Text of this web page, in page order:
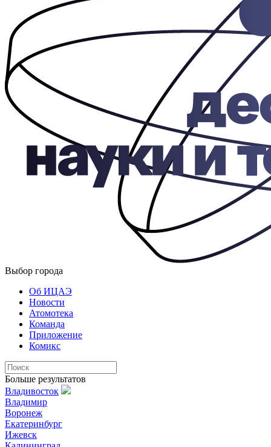
Выбор города
Об ИЦАЭ
Новости
Атомотека
Команда
Приложение
Комикс
Больше результатов
Владивосток
Владимир
Воронеж
Екатеринбург
Ижевск